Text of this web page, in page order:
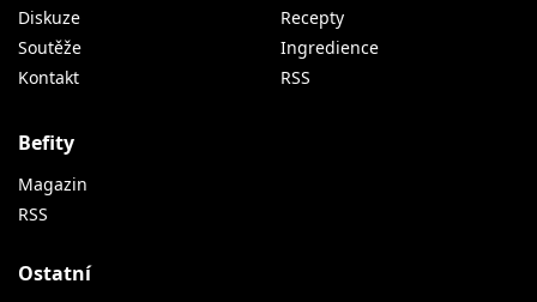
Diskuze
Soutěže
Kontakt
Recepty
Ingredience
RSS
Befity
Magazin
RSS
Ostatní